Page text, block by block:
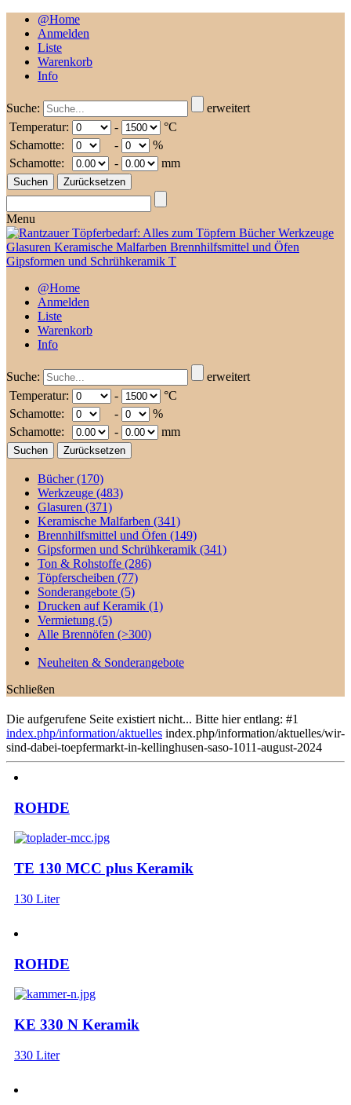
@Home
Anmelden
Liste
Warenkorb
Info
Suche:
erweitert
Temperatur:
-
°C
Schamotte:
-
%
Schamotte:
- mm
Menu
@Home
Anmelden
Liste
Warenkorb
Info
Suche:
erweitert
Temperatur:
-
°C
Schamotte:
-
%
Schamotte:
- mm
Bücher(170)
Werkzeuge (483)
Glasuren (371)
Keramische Malfarben (341)
Brennhilfsmittel und Öfen (149)
Gipsformen und Schrühkeramik (341)
Ton & Rohstoffe (286)
Töpferscheiben (77)
Sonderangebote (5)
Drucken auf Keramik (1)
Vermietung (5)
Alle Brennöfen (>300)
Neuheiten & Sonderangebote
Schließen
Die aufgerufene Seite existiert nicht... Bitte hier entlang: #1
index.php/information/aktuelles index.php/information/aktuelles/wir-
sind-dabei-toepfermarkt-in-kellinghusen-saso-1011-august-2024
ROHDE
TE 130 MCC plus Keramik
130 Liter
ROHDE
KE 330 N Keramik
330 Liter